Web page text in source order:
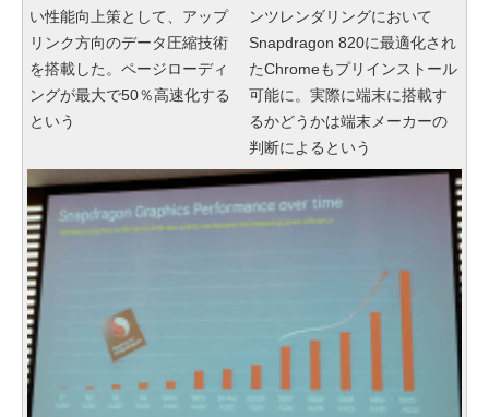
い性能向上策として、アップ
リンク方向のデータ圧縮技術
を搭載した。ページローディ
ングが最大で50％高速化する
という
ンツレンダリングにおいて
Snapdragon 820に最適化され
たChromeもプリインストール
可能に。実際に端末に搭載す
るかどうかは端末メーカーの
判断によるという